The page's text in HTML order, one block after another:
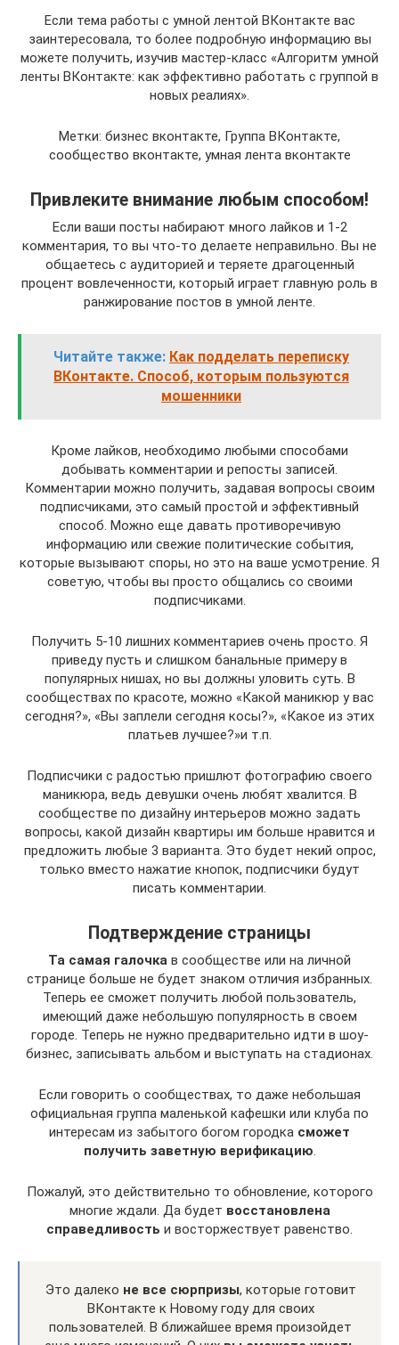
Если тема работы с умной лентой ВКонтакте вас
заинтересовала, то более подробную информацию вы
можете получить, изучив мастер-класс «Алгоритм умной
ленты ВКонтакте: как эффективно работать с группой в
новых реалиях».
Метки: бизнес вконтакте, Группа ВКонтакте,
сообщество вконтакте, умная лента вконтакте
Привлеките внимание любым способом!
Если ваши посты набирают много лайков и 1-2
комментария, то вы что-то делаете неправильно. Вы не
общаетесь с аудиторией и теряете драгоценный
процент вовлеченности, который играет главную роль в
ранжирование постов в умной ленте.
Читайте также: Как подделать переписку
ВКонтакте. Способ, которым пользуются
мошенники
Кроме лайков, необходимо любыми способами
добывать комментарии и репосты записей.
Комментарии можно получить, задавая вопросы своим
подписчиками, это самый простой и эффективный
способ. Можно еще давать противоречивую
информацию или свежие политические события,
которые вызывают споры, но это на ваше усмотрение. Я
советую, чтобы вы просто общались со своими
подписчиками.
Получить 5-10 лишних комментариев очень просто. Я
приведу пусть и слишком банальные примеру в
популярных нишах, но вы должны уловить суть. В
сообществах по красоте, можно «Какой маникюр у вас
сегодня?», «Вы заплели сегодня косы?», «Какое из этих
платьев лучшее?»и т.п.
Подписчики с радостью пришлют фотографию своего
маникюра, ведь девушки очень любят хвалится. В
сообществе по дизайну интерьеров можно задать
вопросы, какой дизайн квартиры им больше нравится и
предложить любые 3 варианта. Это будет некий опрос,
только вместо нажатие кнопок, подписчики будут
писать комментарии.
Подтверждение страницы
Та самая галочка в сообществе или на личной
странице больше не будет знаком отличия избранных.
Теперь ее сможет получить любой пользователь,
имеющий даже небольшую популярность в своем
городе. Теперь не нужно предварительно идти в шоу-
бизнес, записывать альбом и выступать на стадионах.
Если говорить о сообществах, то даже небольшая
официальная группа маленькой кафешки или клуба по
интересам из забытого богом городка сможет
получить заветную верификацию.
Пожалуй, это действительно то обновление, которого
многие ждали. Да будет восстановлена
справедливость и восторжествует равенство.
Это далеко не все сюрпризы, которые готовит
ВКонтакте к Новому году для своих
пользователей. В ближайшее время произойдет